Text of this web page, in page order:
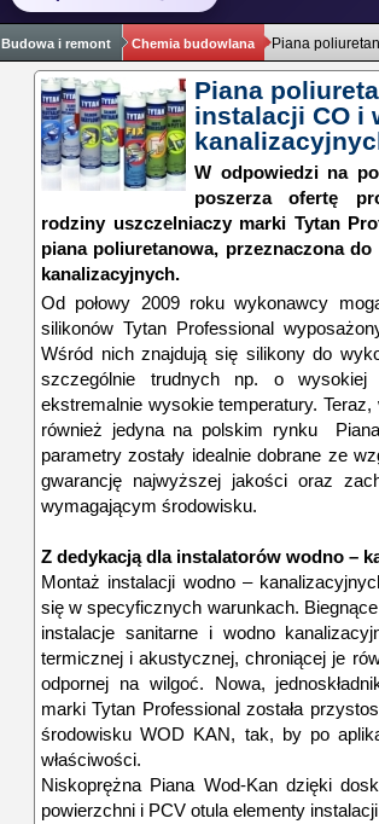
Budowa i remont Chemia budowlana Piana
Piana
instalacji CO i
W odpowiedzi na
poszerza ofertę
rodziny uszczelniaczy marki Tytan
piana poliuretanowa, przeznaczona
kanalizacyjnych.
Od połowy 2009 roku wykonawcy
silikonów Tytan Professional
Wśród nich znajdują się silikony do
szczególnie trudnych np. o
ekstremalnie wysokie temperatury.
również jedyna na polskim rynku
parametry zostały idealnie dobrane ze
gwarancję najwyższej jakości oraz
wymagającym środowisku.
Z dedykacją dla instalatorów wodno –
Montaż instalacji wodno –
się w specyficznych warunkach.
instalacje sanitarne i wodno
termicznej i akustycznej, chroniącej je
odpornej na wilgoć. Nowa,
marki Tytan Professional została
środowisku WOD KAN, tak, by po
właściwości.
Niskoprężna Piana Wod-Kan dzięki
powierzchni i PCV otula elementy